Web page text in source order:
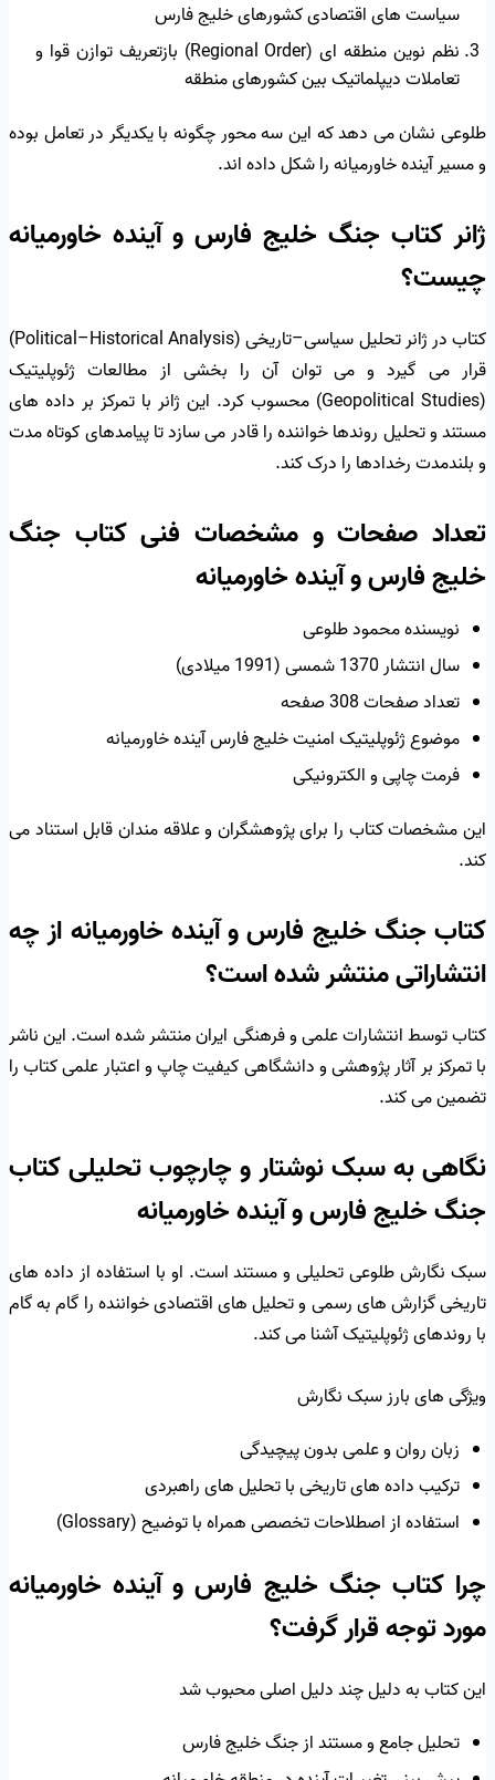
سیاست های اقتصادی کشورهای خلیج فارس
نظم نوین منطقه ای (Regional Order) بازتعریف توازن قوا و
تعاملات دیپلماتیک بین کشورهای منطقه
طلوعی نشان می دهد که این سه محور چگونه با یکدیگر در تعامل بوده
و مسیر آینده خاورمیانه را شکل داده اند.
ژانر کتاب جنگ خلیج فارس و آینده خاورمیانه
چیست؟
کتاب در ژانر تحلیل سیاسی–تاریخی (Political–Historical Analysis)
قرار می گیرد و می توان آن را بخشی از مطالعات ژئوپلیتیک
(Geopolitical Studies) محسوب کرد. این ژانر با تمرکز بر داده های
مستند و تحلیل روندها خواننده را قادر می سازد تا پیامدهای کوتاه مدت
و بلندمدت رخدادها را درک کند.
تعداد صفحات و مشخصات فنی کتاب جنگ
خلیج فارس و آینده خاورمیانه
نویسنده محمود طلوعی
سال انتشار 1370 شمسی (1991 میلادی)
تعداد صفحات 308 صفحه
موضوع ژئوپلیتیک امنیت خلیج فارس آینده خاورمیانه
فرمت چاپی و الکترونیکی
این مشخصات کتاب را برای پژوهشگران و علاقه مندان قابل استناد می
کند.
کتاب جنگ خلیج فارس و آینده خاورمیانه از چه
انتشاراتی منتشر شده است؟
کتاب توسط انتشارات علمی و فرهنگی ایران منتشر شده است. این ناشر
با تمرکز بر آثار پژوهشی و دانشگاهی کیفیت چاپ و اعتبار علمی کتاب را
تضمین می کند.
نگاهی به سبک نوشتار و چارچوب تحلیلی کتاب
جنگ خلیج فارس و آینده خاورمیانه
سبک نگارش طلوعی تحلیلی و مستند است. او با استفاده از داده های
تاریخی گزارش های رسمی و تحلیل های اقتصادی خواننده را گام به گام
با روندهای ژئوپلیتیک آشنا می کند.
ویژگی های بارز سبک نگارش
زبان روان و علمی بدون پیچیدگی
ترکیب داده های تاریخی با تحلیل های راهبردی
استفاده از اصطلاحات تخصصی همراه با توضیح (Glossary)
چرا کتاب جنگ خلیج فارس و آینده خاورمیانه
مورد توجه قرار گرفت؟
این کتاب به دلیل چند دلیل اصلی محبوب شد
تحلیل جامع و مستند از جنگ خلیج فارس